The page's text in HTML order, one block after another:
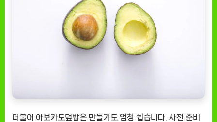
더불어 아보카도덮밥은 만들기도 엄청 쉽습니다. 사전 준비